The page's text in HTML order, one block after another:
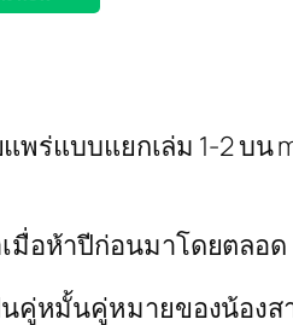
พร่แบบแยกเล่ม 1-2 บน
มื่อห้าปีก่อนมาโดยตลอด
คู่หมั้นคู่หมายของน้องส